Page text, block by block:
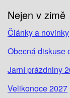
Nejen v zimě
Články a novinky
Obecná diskuse
Jarní prázdniny
Velikonoce 2027